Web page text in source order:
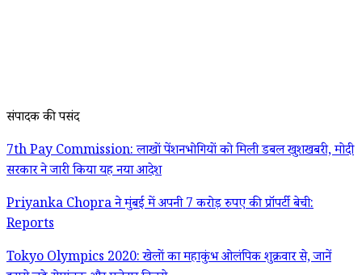
संपादक की पसंद
7th Pay Commission: लाखों पेंशनभोगियों को मिली डबल खुशखबरी, मोदी
सरकार ने जारी किया यह नया आदेश
Priyanka Chopra ने मुंबई में अपनी 7 करोड़ रुपए की प्रॉपर्टी बेची:
Reports
Tokyo Olympics 2020: खेलों का महाकुंभ ओलंपिक शुक्रवार से, जानें